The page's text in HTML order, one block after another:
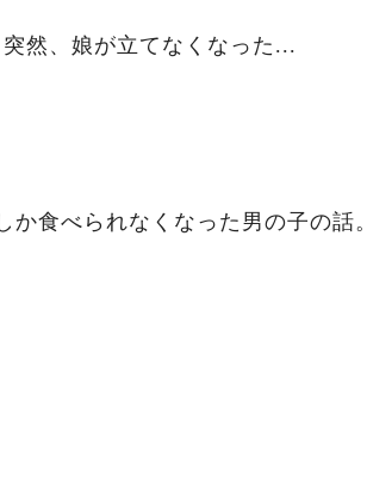
然、娘が立てなくなった...
食べられなくなった男の子の話。